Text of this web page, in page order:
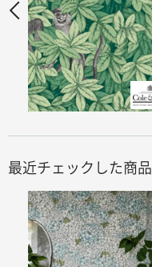
最近チェックした商品